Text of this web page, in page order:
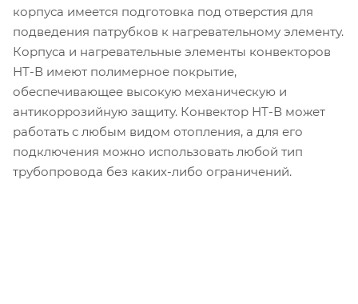
корпуса имеется подготовка под отверстия для
подведения патрубков к нагревательному элементу.
Корпуса и нагревательные элементы конвекторов
НТ-В имеют полимерное покрытие,
обеспечивающее высокую механическую и
антикоррозийную защиту. Конвектор НТ-В может
работать с любым видом отопления, а для его
подключения можно использовать любой тип
трубопровода без каких-либо ограничений.